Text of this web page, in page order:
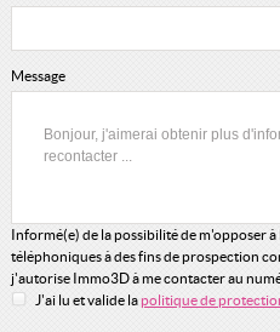
Message
Informé(e) de la possibilité de m'opposer
téléphoniques à des fins de prospection
j'autorise Immo3D à me contacter au
J'ai lu et valide lapolitique de